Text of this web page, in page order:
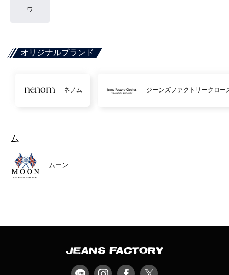
ワ
オリジナルブランド
ネノム ジーンズファクトリークロー
ム
ムーン